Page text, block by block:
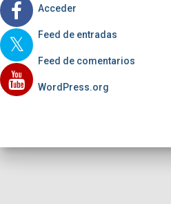
Acceder
Feed de entradas
Feed de comentarios
WordPress.org